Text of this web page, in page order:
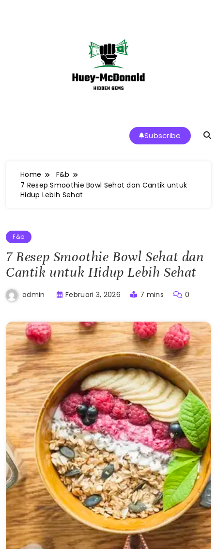
Huey-McDonald Tren Makanan dan
Restoran Terbaik di Indonesia
Subscribe
Home
F&b
7 Resep Smoothie Bowl Sehat dan Cantik untuk
Hidup Lebih Sehat
F&b
7 Resep Smoothie Bowl Sehat dan
Cantik untuk Hidup Lebih Sehat
admin Februari 3, 2026 7 mins 0